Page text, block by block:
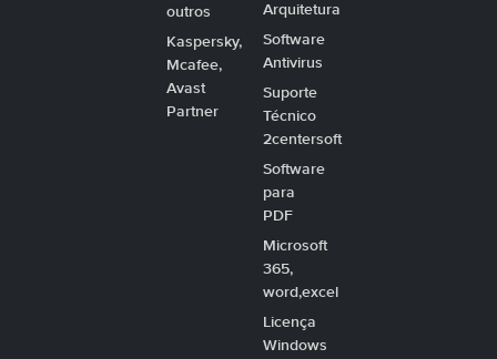
outros
Kaspersky,
Mcafee,
Avast
Partner
Arquitetura
Software
Antivirus
Suporte
Técnico
2centersoft
Software
para
PDF
Microsoft
365,
word,excel
Licença
Windows